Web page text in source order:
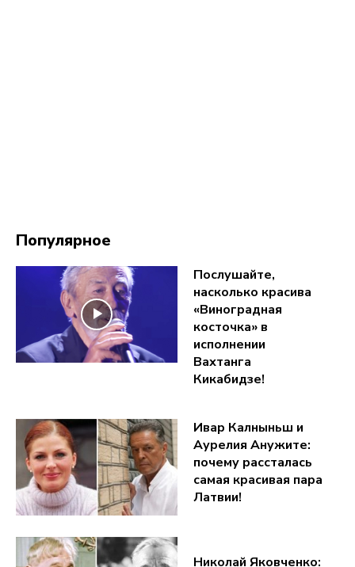
Популярное
Послушайте,
насколько красива
«Виноградная
косточка» в
исполнении
Вахтанга
Кикабидзе!
Ивар Калныньш и
Аурелия Анужите:
почему рассталась
самая красивая пара
Латвии!
Николай Яковченко: